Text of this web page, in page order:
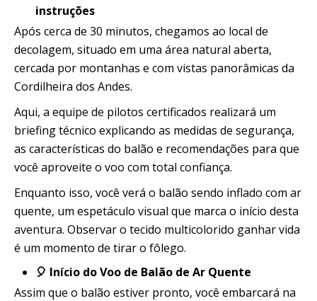
instruções
Após cerca de 30 minutos, chegamos ao local de
decolagem, situado em uma área natural aberta,
cercada por montanhas e com vistas panorâmicas da
Cordilheira dos Andes.
Aqui, a equipe de pilotos certificados realizará um
briefing técnico explicando as medidas de segurança,
as características do balão e recomendações para que
você aproveite o voo com total confiança.
Enquanto isso, você verá o balão sendo inflado com ar
quente, um espetáculo visual que marca o início desta
aventura. Observar o tecido multicolorido ganhar vida
é um momento de tirar o fôlego.
🎈 Início do Voo de Balão de Ar Quente
Assim que o balão estiver pronto, você embarcará na